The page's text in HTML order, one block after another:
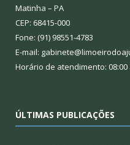
Matinha – PA
CEP: 68415-000
Fone: (91) 98551-4783
E-mail:
Horário de atendimento: 08:00
ÚLTIMAS PUBLICAÇÕES